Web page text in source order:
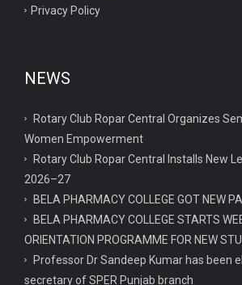
Privacy Policy
NEWS
Rotary Club Ropar Central Organizes
Women Empowerment
Rotary Club Ropar Central Installs New
2026–27
BELA PHARMACY COLLEGE GOT NEW
BELA PHARMACY COLLEGE STARTS
ORIENTATION PROGRAMME FOR NEW
Professor Dr Sandeep Kumar has been
secretary of SPER Punjab branch